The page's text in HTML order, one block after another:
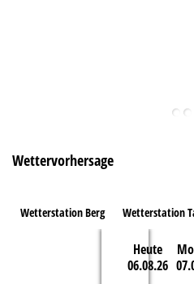
Wettervorhersage
Wetterstation Berg Wetterstation
Heute
06.08.26